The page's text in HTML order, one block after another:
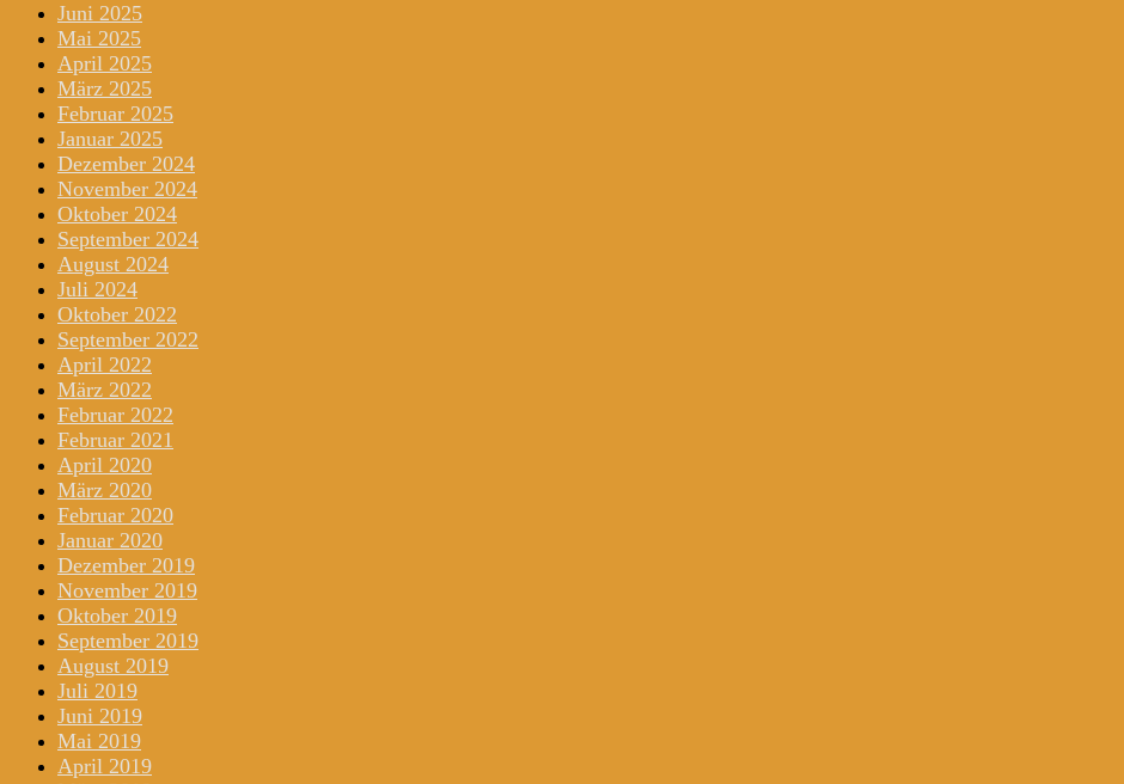
Juni 2025
Mai 2025
April 2025
März 2025
Februar 2025
Januar 2025
Dezember 2024
November 2024
Oktober 2024
September 2024
August 2024
Juli 2024
Oktober 2022
September 2022
April 2022
März 2022
Februar 2022
Februar 2021
April 2020
März 2020
Februar 2020
Januar 2020
Dezember 2019
November 2019
Oktober 2019
September 2019
August 2019
Juli 2019
Juni 2019
Mai 2019
April 2019